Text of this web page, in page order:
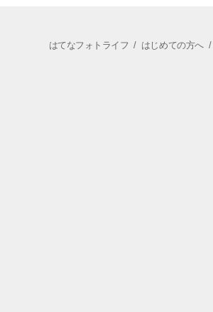
はてなフォトライフ / はじめての方へ/